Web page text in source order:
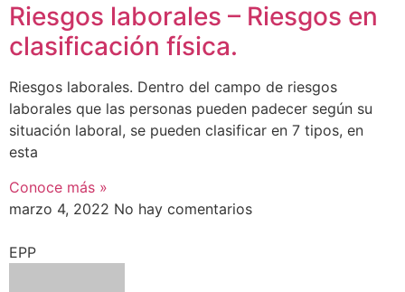
Riesgos laborales – Riesgos en
clasificación física.
Riesgos laborales. Dentro del campo de riesgos
laborales que las personas pueden padecer según su
situación laboral, se pueden clasificar en 7 tipos, en
esta
Conoce más »
marzo 4, 2022 No hay comentarios
EPP